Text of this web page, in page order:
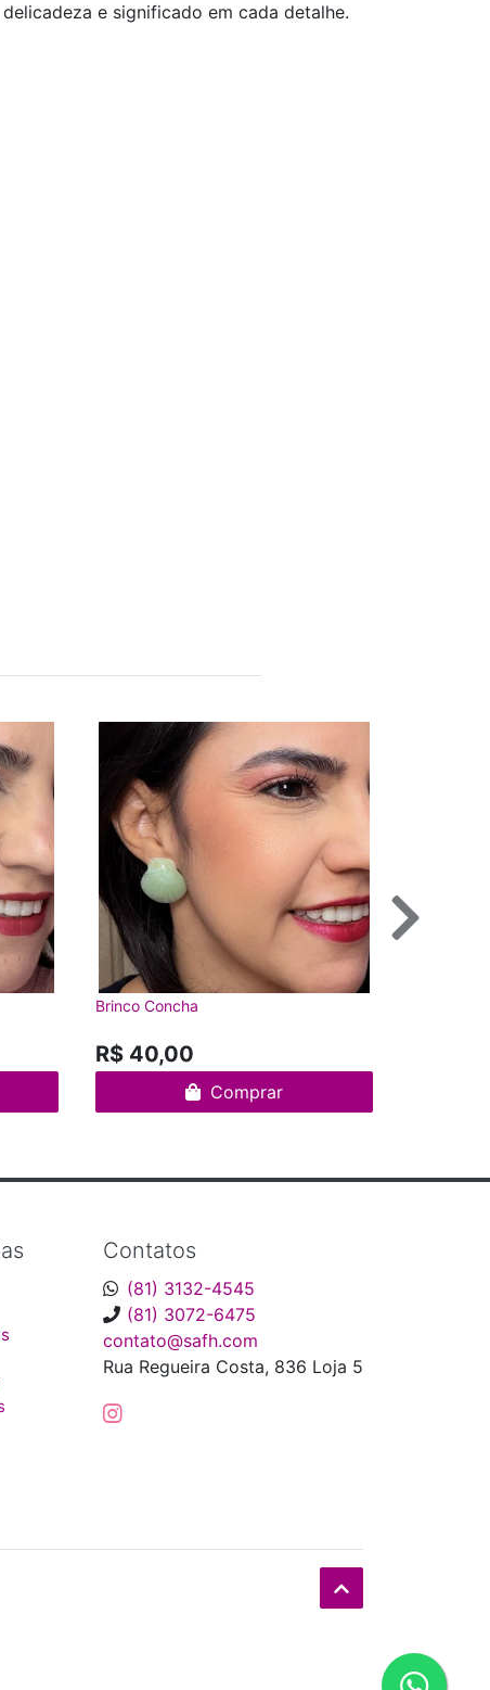
e significado em cada detalhe.
Brinco Concha
R$ 40,00
Comprar
Contatos
(81) 3132-4545
(81) 3072-6475
contato@safh.com
Rua Regueira Costa, 836 Loja 5